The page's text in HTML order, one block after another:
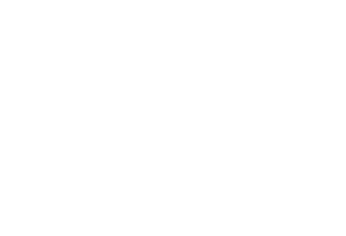
เงินชรา
สาเหตุที่